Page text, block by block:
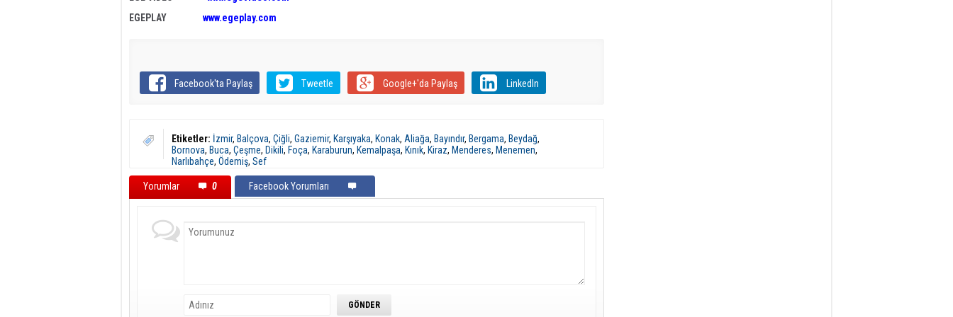
EGEPLAY www.egeplay.com
Facebook'ta Paylaş Tweetle Google+'da Paylaş LinkedIn
Etiketler: İzmir, Balçova, Çiğli, Gaziemir, Karşıyaka, Konak, Aliağa, Bayındır, Bergama, Beydağ,
Bornova, Buca, Çeşme, Dikili, Foça, Karaburun, Kemalpaşa, Kınık, Kiraz, Menderes, Menemen,
Narlıbahçe, Ödemiş, Sef
Yorumlar 0 Facebook Yorumları